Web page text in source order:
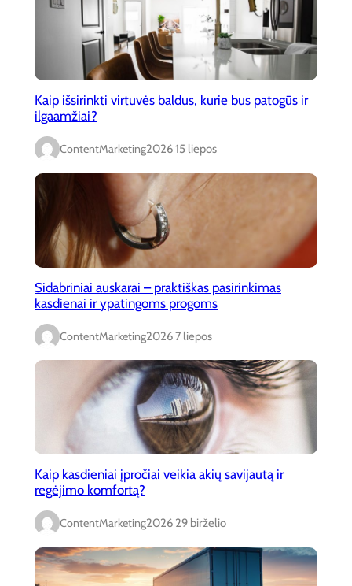
Kaip išsirinkti virtuvės baldus, kurie bus patogūs ir
ilgaamžiai?
ContentMarketing2026 15 liepos
Sidabriniai auskarai – praktiškas pasirinkimas
kasdienai ir ypatingoms progoms
ContentMarketing2026 7 liepos
Kaip kasdieniai įpročiai veikia akių savijautą ir
regėjimo komfortą?
ContentMarketing2026 29 birželio